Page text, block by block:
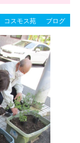
コスモス苑 ブログ